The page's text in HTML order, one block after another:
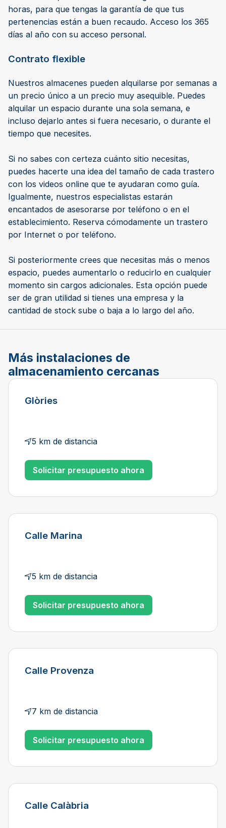
horas, para que tengas la garantía de que tus
pertenencias están a buen recaudo. Acceso los 365
días al año con su acceso personal.
Contrato flexible
Nuestros almacenes pueden alquilarse por semanas a
un precio único a un precio muy asequible. Puedes
alquilar un espacio durante una sola semana, e
incluso dejarlo antes si fuera necesario, o durante el
tiempo que necesites.
Si no sabes con certeza cuánto sitio necesitas,
puedes hacerte una idea del tamaño de cada trastero
con los videos online que te ayudaran como guía.
Igualmente, nuestros especialistas estarán
encantados de asesorarse por teléfono o en el
establecimiento. Reserva cómodamente un trastero
por Internet o por teléfono.
Si posteriormente crees que necesitas más o menos
espacio, puedes aumentarlo o reducirlo en cualquier
momento sin cargos adicionales. Esta opción puede
ser de gran utilidad si tienes una empresa y la
cantidad de stock sube o baja a lo largo del año.
Más instalaciones de
almacenamiento cercanas
Glòries
5 km de distancia
Solicitar presupuesto ahora
Calle Marina
5 km de distancia
Solicitar presupuesto ahora
Calle Provenza
7 km de distancia
Solicitar presupuesto ahora
Calle Calàbria